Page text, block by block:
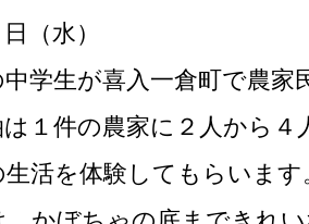
（水）
中学生が喜入一倉町で農家
は１件の農家に２人から
生活を体験してもらいます